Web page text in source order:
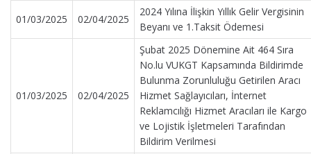
01/03/2025 02/04/2025
2024 Yılına İlişkin Yıllık Gelir Vergisinin
Beyanı ve 1.Taksit Ödemesi
01/03/2025 02/04/2025
Şubat 2025 Dönemine Ait 464 Sıra
No.lu VUKGT Kapsamında Bildirimde
Bulunma Zorunluluğu Getirilen Aracı
Hizmet Sağlayıcıları, İnternet
Reklamcılığı Hizmet Aracıları ile Kargo
ve Lojistik İşletmeleri Tarafından
Bildirim Verilmesi